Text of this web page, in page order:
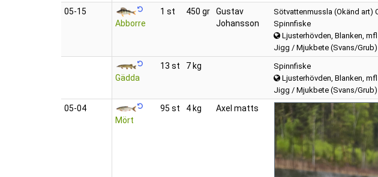
05‑15
Abborre
1 st 450 gr
Gustav
Johansson
Sötvattenmussla (Okänd art)
Spinnfiske
Ljusterhövden, Blanken, mfl
Jigg / Mjukbete (Svans/Grub)
Gädda
13 st 7 kg
Spinnfiske
Ljusterhövden, Blanken, mfl
Jigg / Mjukbete (Svans/Grub)
05‑04
Mört
95 st 4 kg Axel matts